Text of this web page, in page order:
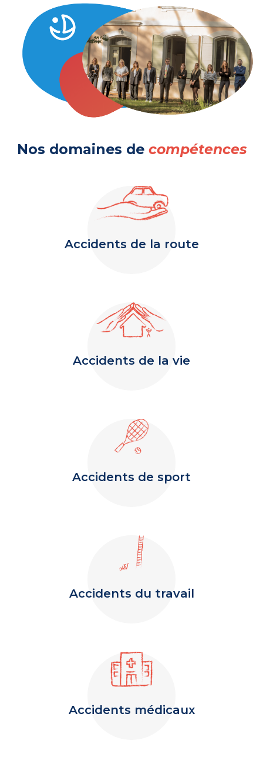
Nos domaines de compétences
Accidents de la route
Accidents de la vie
Accidents de sport
Accidents du travail
Accidents médicaux